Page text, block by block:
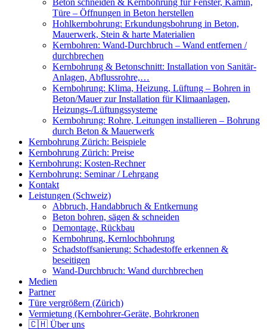
Beton schneiden & Kernbohrung für Fenster, Kamin,
Türe – Öffnungen in Beton herstellen
Hohlkernbohrung: Erkundungsbohrung in Beton,
Mauerwerk, Stein & harte Materialien
Kernbohren: Wand-Durchbruch – Wand entfernen /
durchbrechen
Kernbohrung & Betonschnitt: Installation von Sanitär-
Anlagen, Abflussrohre,…
Kernbohrung: Klima, Heizung, Lüftung – Bohren in
Beton/Mauer zur Installation für Klimaanlagen,
Heizungs-/Lüftungssysteme
Kernbohrung: Rohre, Leitungen installieren – Bohrung
durch Beton & Mauerwerk
Kernbohrung Zürich: Beispiele
Kernbohrung Zürich: Preise
Kernbohrung: Kosten-Rechner
Kernbohrung: Seminar / Lehrgang
Kontakt
Leistungen (Schweiz)
Abbruch, Handabbruch & Entkernung
Beton bohren, sägen & schneiden
Demontage, Rückbau
Kernbohrung, Kernlochbohrung
Schadstoffsanierung: Schadestoffe erkennen &
beseitigen
Wand-Durchbruch: Wand durchbrechen
Medien
Partner
Türe vergrößern (Zürich)
Vermietung (Kernbohrer-Geräte, Bohrkronen
🇨🇭 Über uns